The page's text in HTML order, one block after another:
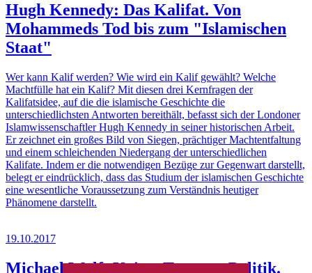
Hugh Kennedy: Das Kalifat. Von
Mohammeds Tod bis zum "Islamischen
Staat"
Wer kann Kalif werden? Wie wird ein Kalif gewählt? Welche
Machtfülle hat ein Kalif? Mit diesen drei Kernfragen der
Kalifatsidee, auf die die islamische Geschichte die
unterschiedlichsten Antworten bereithält, befasst sich der Londoner
Islamwissenschaftler Hugh Kennedy in seiner historischen Arbeit.
Er zeichnet ein großes Bild von Siegen, prächtiger Machtentfaltung
und einem schleichenden Niedergang der unterschiedlichen
Kalifate. Indem er die notwendigen Bezüge zur Gegenwart darstellt,
belegt er eindrücklich, dass das Studium der islamischen Geschichte
eine wesentliche Voraussetzung zum Verständnis heutiger
Phänomene darstellt.
19.10.2017
Michael Wolf: Krieg, Trauma, Politik.